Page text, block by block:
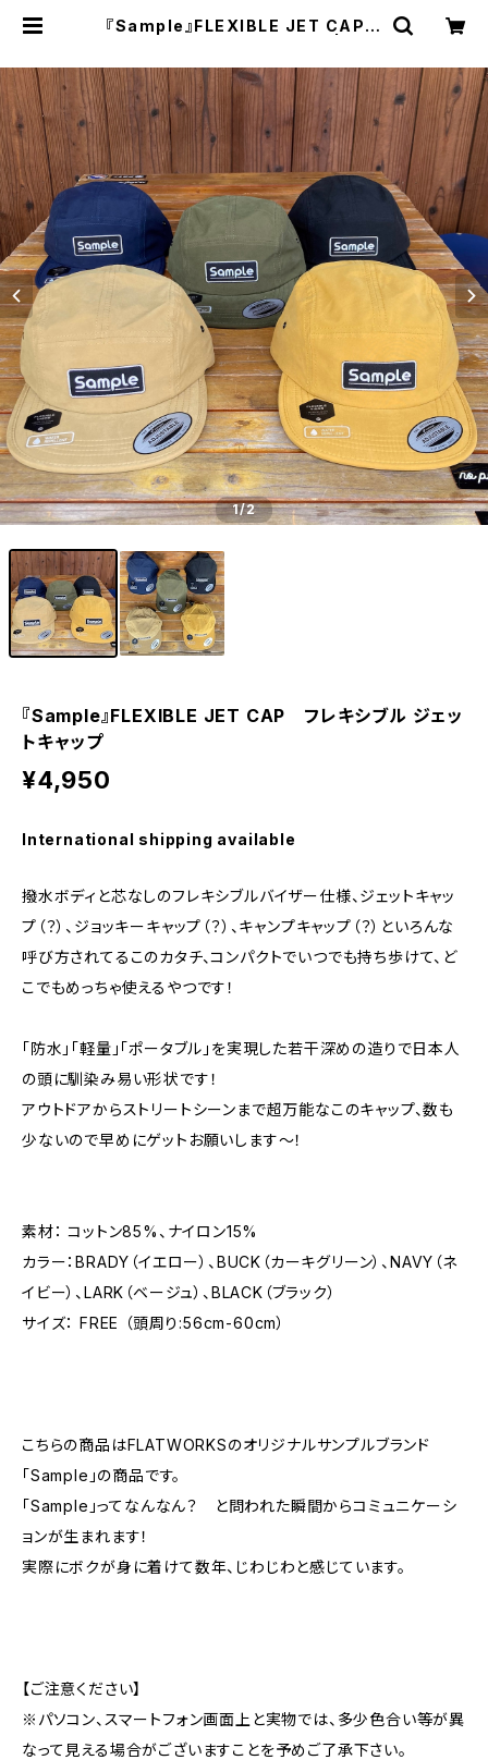
『Sample』FLEXIBLE JET CAP
1/2
『Sample』FLEXIBLE JET CAP フレキシブル ジェッ
トキャップ
¥4,950
International shipping available
撥水ボディと芯なしのフレキシブルバイザー仕様、ジェットキャッ
プ（？）、ジョッキーキャップ（？）、キャンプキャップ（？）といろんな
呼び方されてるこのカタチ、コンパクトでいつでも持ち歩けて、ど
こでもめっちゃ使えるやつです！
「防水」「軽量」「ポータブル」を実現した若干深めの造りで日本人
の頭に馴染み易い形状です！
アウトドアからストリートシーンまで超万能なこのキャップ、数も
少ないので早めにゲットお願いします～！
素材： コットン85%、ナイロン15%
カラー：BRADY（イエロー）、BUCK（カーキグリーン）、NAVY（ネ
イビー）、LARK（ベージュ）、BLACK（ブラック）
サイズ： FREE （頭周り:56cm-60cm）
こちらの商品はFLATWORKSのオリジナルサンプルブランド
「Sample」の商品です。
「Sample」ってなんなん？ と問われた瞬間からコミュニケーシ
ョンが生まれます！
実際にボクが身に着けて数年、じわじわと感じています。
【ご注意ください】
※パソコン、スマートフォン画面上と実物では、多少色合い等が異
なって見える場合がございますことを予めご了承下さい。